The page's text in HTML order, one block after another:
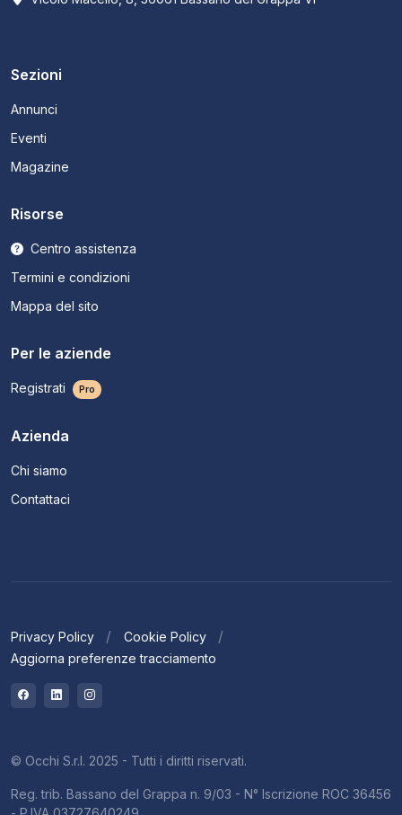
Sezioni
Annunci
Eventi
Magazine
Risorse
Centro assistenza
Termini e condizioni
Mappa del sito
Per le aziende
Registrati Pro
Azienda
Chi siamo
Contattaci
Privacy Policy
Cookie Policy
Aggiorna preferenze tracciamento
© Occhi S.r.l. 2025 - Tutti i diritti riservati.
Reg. trib. Bassano del Grappa n. 9/03 - N° Iscrizione ROC 36456